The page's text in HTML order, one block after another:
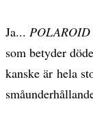
Ja... POLAROID
som betyder
kanske är hela